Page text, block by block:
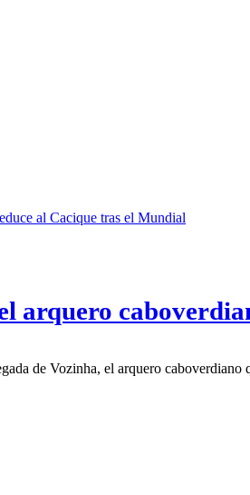
arquero
de Vozinha, el arquero caboverdiano